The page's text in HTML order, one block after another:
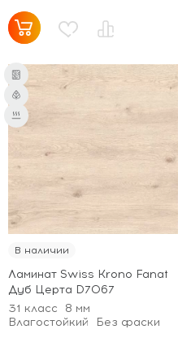
В наличии
Ламинат Swiss Krono Fanat
Дуб Церта D7067
31 класс
8 мм
Влагостойкий
Без фаски